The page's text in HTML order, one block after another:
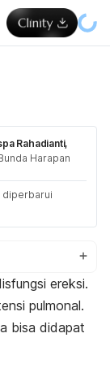
Rahadianti,
Harapan
diperbarui
ereksi.
pulmonal.
bisa didapat